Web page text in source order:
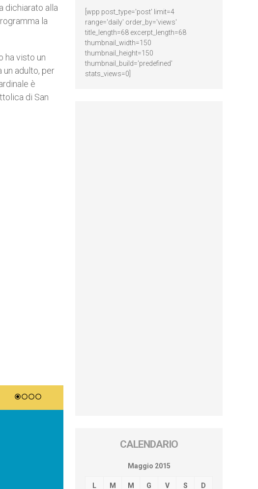
dichiarato alla
la
ha visto un
un adulto, per
è
di San
[wpp post_type='post' limit=4
range='daily' order_by='views'
title_length=68 excerpt_length=68
thumbnail_width=150
thumbnail_height=150
thumbnail_build='predefined'
stats_views=0]
CALENDARIO
Maggio 2015
L M M G V S D